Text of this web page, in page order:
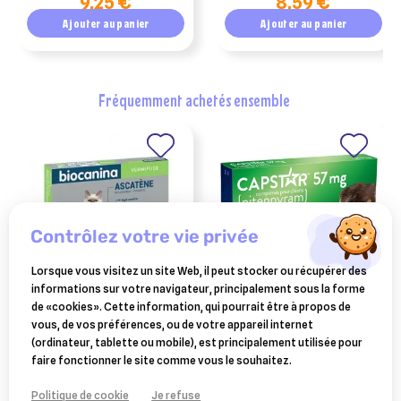
milbactor)
Ajouter au panier Ajouter au panier
fréquemment achetés ensemble
BIOCANINA
biocanina ascatène 10
comprimés
8,59 €
ELANCO ANIMAL
capstar (57mg)
comprimés anti-puces
chiens plus 11 kg
18,90 €
contrôlez votre vie privée
Lorsque vous visitez un site Web, il peut stocker ou récupérer des
informations sur votre navigateur, principalement sous la forme
de «cookies». Cette information, qui pourrait être à propos de
vous, de vos préférences, ou de votre appareil internet
(ordinateur, tablette ou mobile), est principalement utilisée pour
faire fonctionner le site comme vous le souhaitez.
Politique de cookie Je refuse